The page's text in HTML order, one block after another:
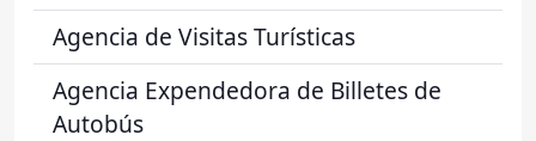
Agencia de Visitas Turísticas
Agencia Expendedora de Billetes de
Autobús